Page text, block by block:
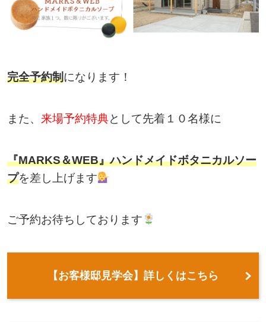
完全予約制になります！
また、 来場予約特典として先着１０名様に
『MARKS＆WEB』ハンドメイドボタニカルソー
プを差し上げます
ご予約お待ちしております
【お客様邸見学会】詳しくはこちら